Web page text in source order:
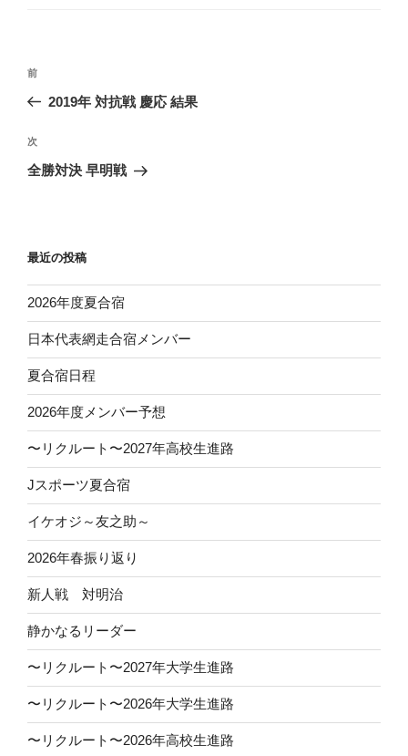
投
ビ
ゲ
ン
前
の
稿
前
2019年 対抗戦 慶応 結果
次
の
次
全勝対決 早明戦
最近の投稿
2026年度夏合宿
日本代表網走合宿メンバー
夏合宿日程
2026年度メンバー予想
〜リクルート〜2027年高校生進路
Jスポーツ夏合宿
イケオジ～友之助～
2026年春振り返り
新人戦 対明治
静かなるリーダー
〜リクルート〜2027年大学生進路
〜リクルート〜2026年大学生進路
〜リクルート〜2026年高校生進路